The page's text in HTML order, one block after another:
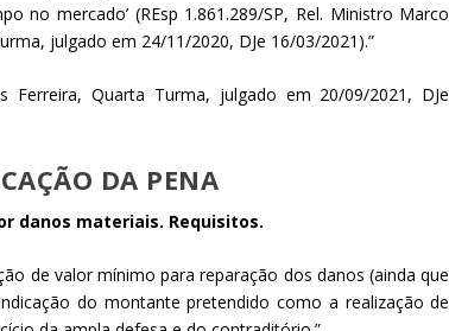
no mercado’ (REsp 1.861.289/SP, Rel. Ministro Marco
julgado em 24/11/2020, DJe 16/03/2021).”
Ferreira, Quarta Turma, julgado em 20/09/2021, DJe
DA PENA
danos materiais. Requisitos.
de valor mínimo para reparação dos danos (ainda que
do montante pretendido como a realização de